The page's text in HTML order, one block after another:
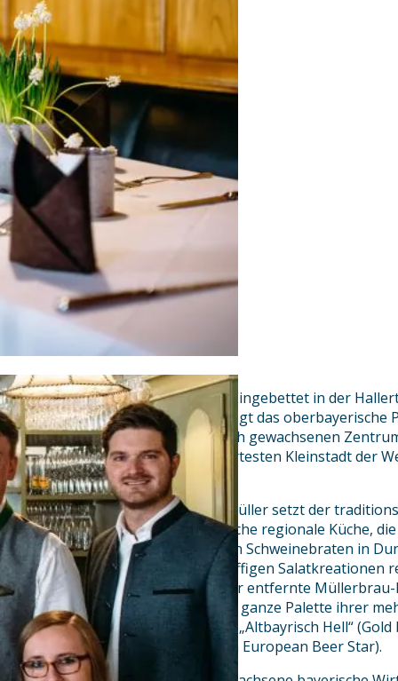
Hier ist Bayerns Bier zu Hause: Eingebettet in der
Hopfenanbaugebiet der Welt, liegt das oberbayerische
der ersten Adressen im historisch gewachsenen
die übrigens 2011 zur lebenswertesten Kleinstadt der
Brauereigasthof Müllerbräu.
Seit 1868 im Besitz der Familie Müller setzt der
heute auf eine abwechslungsreiche regionale Küche,
Klassikern, wie einem herzhaften Schweinebraten in
feinen Fischspezialitäten und pfiffigen Salatkreationen
präsentiert die nur wenige Meter entfernte
gastronomischen Flaggschiff die ganze Palette ihrer
Bierspezialitäten – darunter das „Altbayrisch Hell“
das „Weißbier Leicht“ (Gold beim European Beer Star).